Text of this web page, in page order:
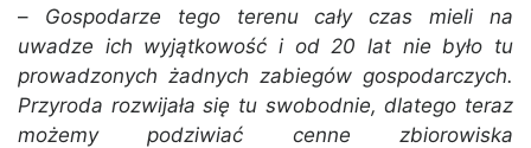
– Gospodarze tego terenu cały czas mieli na
uwadze ich wyjątkowość i od 20 lat nie było tu
prowadzonych żadnych zabiegów gospodarczych.
Przyroda rozwijała się tu swobodnie, dlatego teraz
możemy podziwiać cenne zbiorowiska